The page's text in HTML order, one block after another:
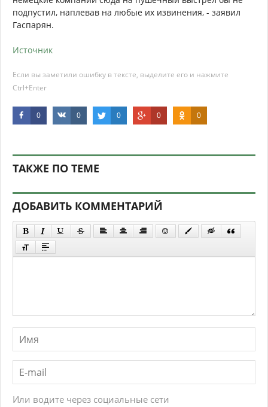
подпустил, наплевав на любые их извинения, - заявил
Гаспарян.
Источник
Если вы заметили ошибку в тексте, выделите его и нажмите
Ctrl+Enter
0 0 0 0 0
ТАКЖЕ ПО ТЕМЕ
ДОБАВИТЬ КОММЕНТАРИЙ
Или водите через социальные сети